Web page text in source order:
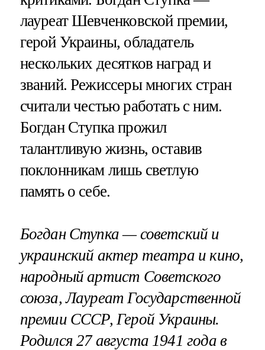
лауреат Шевченковской премии,
герой Украины, обладатель
нескольких десятков наград и
званий. Режиссеры многих стран
считали честью работать с ним.
Богдан Ступка прожил
талантливую жизнь, оставив
поклонникам лишь светлую
память о себе.
Богдан Ступка — советский и
украинский актер театра и кино,
народный артист Советского
союза, Лауреат Государственной
премии СССР, Герой Украины.
Родился 27 августа 1941 года в